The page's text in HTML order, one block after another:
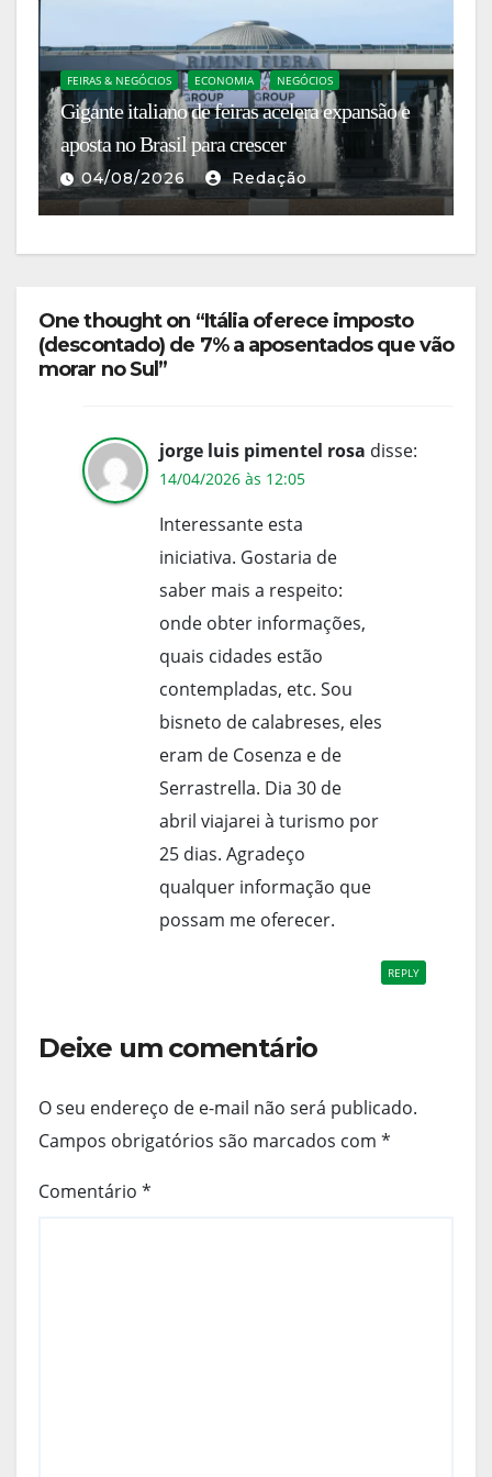
FEIRAS & NEGÓCIOS ECONOMIA NEGÓCIOS
Gigante italiano de feiras acelera expansão e
aposta no Brasil para crescer
04/08/2026 Redação
One thought on “Itália oferece imposto
(descontado) de 7% a aposentados que vão
morar no Sul”
jorge luis pimentel rosa disse:
14/04/2026 às 12:05
Interessante esta
iniciativa. Gostaria de
saber mais a respeito:
onde obter informações,
quais cidades estão
contempladas, etc. Sou
bisneto de calabreses, eles
eram de Cosenza e de
Serrastrella. Dia 30 de
abril viajarei à turismo por
25 dias. Agradeço
qualquer informação que
possam me oferecer.
REPLY
Deixe um comentário
O seu endereço de e-mail não será publicado.
Campos obrigatórios são marcados com *
Comentário *